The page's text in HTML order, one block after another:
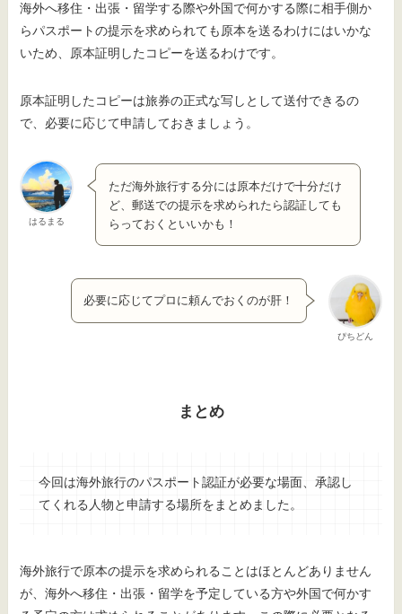
海外へ移住・出張・留学する際や外国で何かする際に相手側か
らパスポートの提示を求められても原本を送るわけにはいかな
いため、原本証明したコピーを送るわけです。
原本証明したコピーは旅券の正式な写しとして送付できるの
で、必要に応じて申請しておきましょう。
はるまる
ただ海外旅行する分には原本だけで十分だけ
ど、郵送での提示を求められたら認証しても
らっておくといいかも！
ぴちどん
必要に応じてプロに頼んでおくのが肝！
まとめ
今回は海外旅行のパスポート認証が必要な場面、承認し
てくれる人物と申請する場所をまとめました。
海外旅行で原本の提示を求められることはほとんどありません
が、海外へ移住・出張・留学を予定している方や外国で何かす